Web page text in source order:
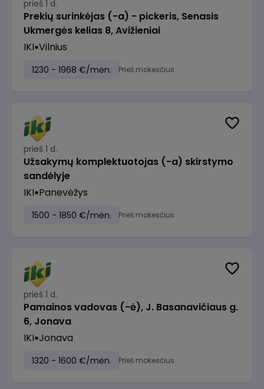
prieš 1 d.
Prekių surinkėjas (-a) - pickeris, Senasis
Ukmergės kelias 8, Avižieniai
IKI Vilnius
1230 - 1968 €/mėn. Prieš mokesčius
prieš 1 d.
Užsakymų komplektuotojas (-a) skirstymo
sandėlyje
IKI Panevėžys
1500 - 1850 €/mėn. Prieš mokesčius
prieš 1 d.
Pamainos vadovas (-ė), J. Basanavičiaus g.
6, Jonava
IKI Jonava
1320 - 1600 €/mėn. Prieš mokesčius